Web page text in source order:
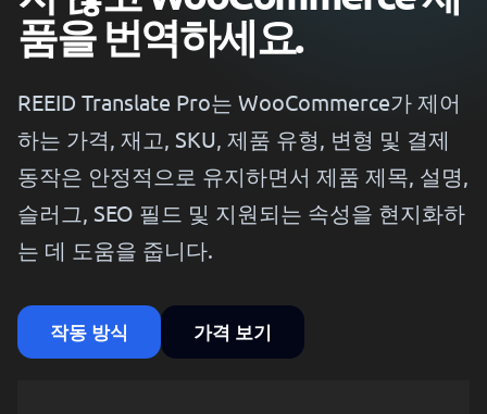
품을 번역하세요.
REEID Translate Pro는 WooCommerce가 제어
하는 가격, 재고, SKU, 제품 유형, 변형 및 결제
동작은 안정적으로 유지하면서 제품 제목, 설명,
슬러그, SEO 필드 및 지원되는 속성을 현지화하
는 데 도움을 줍니다.
작동 방식 가격 보기